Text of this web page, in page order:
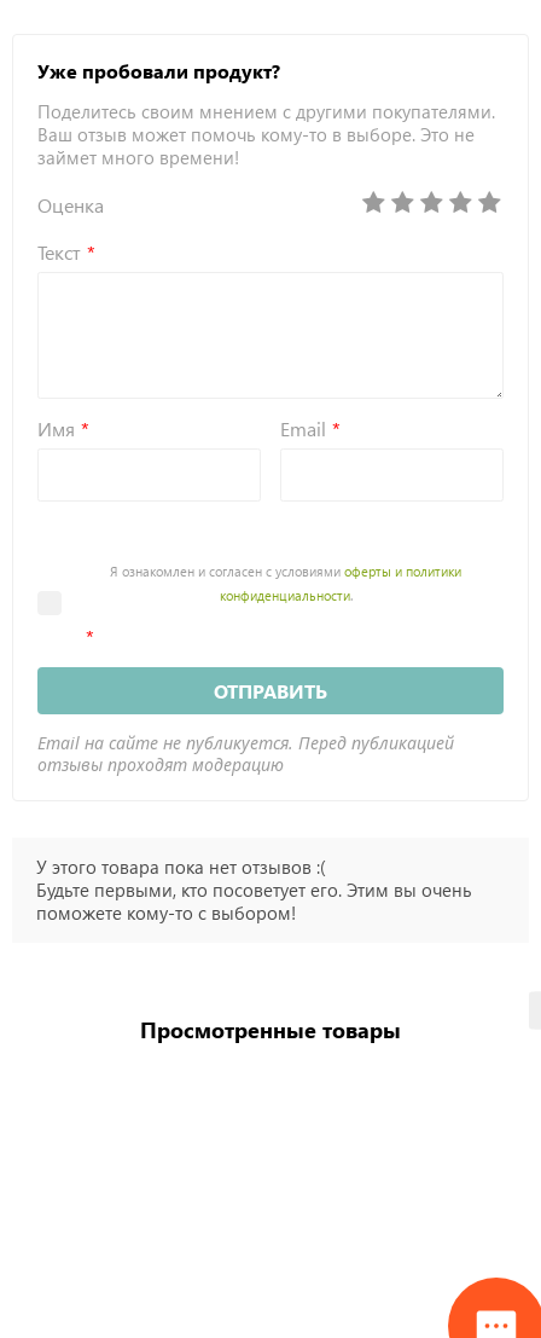
Уже пробовали продукт?
Поделитесь своим мнением с другими покупателями.
Ваш отзыв может помочь кому-то в выборе. Это не
займет много времени!
Оценка
Текст
Имя Email
Я ознакомлен и согласен с условиямиоферты и политики
конфиденциальности.
ОТПРАВИТЬ
Email на сайте не публикуется. Перед публикацией
отзывы проходят модерацию
У этого товара пока нет отзывов :(
Будьте первыми, кто посоветует его. Этим вы очень
поможете кому-то с выбором!
Просмотренные товары